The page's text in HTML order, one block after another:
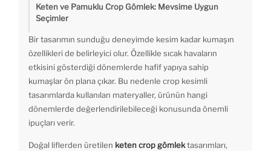
Keten ve Pamuklu Crop Gömlek: Mevsime Uygun
Seçimler
Bir tasarımın sunduğu deneyimde kesim kadar kumaşın
özellikleri de belirleyici olur. Özellikle sıcak havaların
etkisini gösterdiği dönemlerde hafif yapıya sahip
kumaşlar ön plana çıkar. Bu nedenle crop kesimli
tasarımlarda kullanılan materyaller, ürünün hangi
dönemlerde değerlendirilebileceği konusunda önemli
ipuçları verir.
Doğal liflerden üretilen keten crop gömlektasarımları,